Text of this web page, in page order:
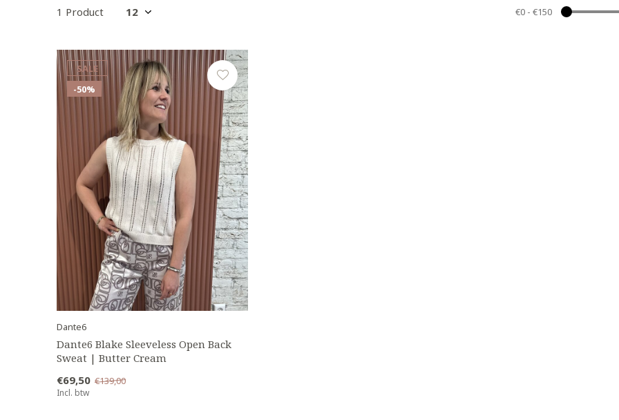
1 Product €0- €150
SALE
-50%
Dante6
Dante6 Blake Sleeveless Open Back
Sweat | Butter Cream
€69,50 €139,00
Incl. btw